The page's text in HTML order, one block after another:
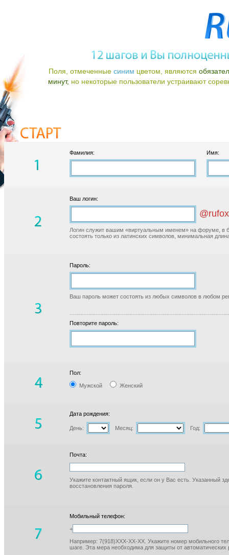
Поля, отмеченные синим цветом, являются
минут, но некоторые пользователи устраивают
Фамилия: Имя:
Ваш логин:
Логин служит вашим «виртуальным именем» на форуме, в
состоять только из латинских символов, минимальная
Пароль:
Ваш пароль может состоять из любых символов в любом
Повторите пароль:
Пол:
Мужской Женский
Дата рождения:
День: Месяц: Год:
Почта:
Укажите контактный ящик, если он у Вас есть. Указанный
восстановления пароля.
Мобильный телефон:
+
Например: 7(918)XXX-XX-XX. Укажите номер мобильного
шаге. Эта мера необходима для защиты от автоматических